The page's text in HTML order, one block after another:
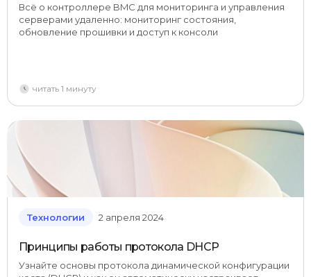
Всё о контроллере BMC для мониторинга и управления
серверами удаленно: мониторинг состояния,
обновление прошивки и доступ к консоли
читать 1 минуту
Технологии 2 апреля 2024
Принципы работы протокола DHCP
Узнайте основы протокола динамической конфигурации